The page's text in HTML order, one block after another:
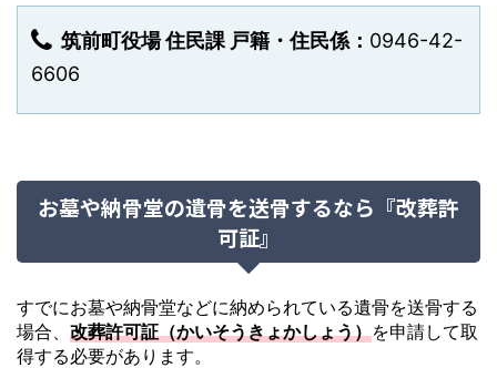
筑前町役場 住民課 戸籍・住民係： 0946-42-
6606
お墓や納骨堂の遺骨を送骨するなら『改葬許
可証』
すでにお墓や納骨堂などに納められている遺骨を送骨する
場合、 改葬許可証（かいそうきょかしょう）を申請して取
得する必要があります。